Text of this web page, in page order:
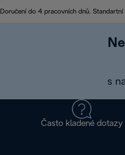
Doručení do 4 pracovních dnů.
s
Často kladené dotazy